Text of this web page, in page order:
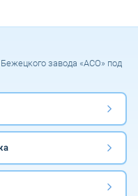
завода «АСО» под